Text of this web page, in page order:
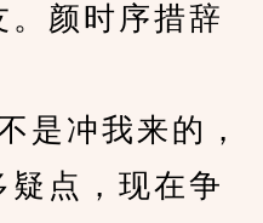
。颜时序措辞
冲我来的，
疑点，现在争